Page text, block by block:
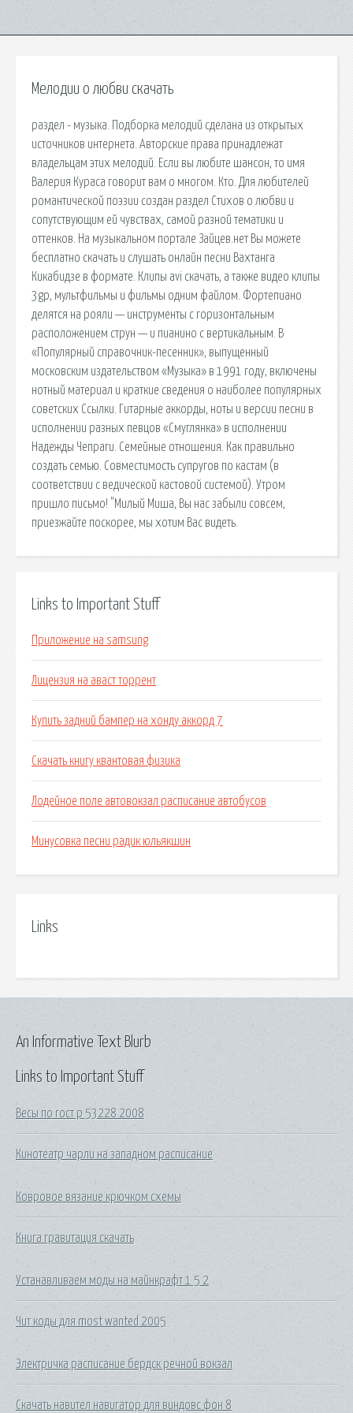
Мелодии о любви скачать
раздел - музыка. Подборка мелодий сделана из открытых
источников интернета. Авторские права принадлежат
владельцам этих мелодий. Если вы любите шансон, то имя
Валерия Кураса говорит вам о многом. Кто. Для любителей
романтической поэзии создан раздел Стихов о любви и
сопутствующим ей чувствах, самой разной тематики и
оттенков. На музыкальном портале Зайцев.нет Вы можете
бесплатно скачать и слушать онлайн песни Вахтанга
Кикабидзе в формате. Клипы avi скачать, а также видео клипы
3gp, мультфильмы и фильмы одним файлом. Фортепиано
делятся на рояли — инструменты с горизонтальным
расположением струн — и пианино с вертикальным. В
«Популярный справочник-песенник», выпущенный
московским издательством «Музыка» в 1991 году, включены
нотный материал и краткие сведения о наиболее популярных
советских Ссылки. Гитарные аккорды, ноты и версии песни в
исполнении разных певцов «Смуглянка» в исполнении
Надежды Чепраги. Семейные отношения. Как правильно
создать семью. Совместимость супругов по кастам (в
соответствии с ведической кастовой системой). Утром
пришло письмо! "Милый Миша, Вы нас забыли совсем,
приезжайте поскорее, мы хотим Вас видеть.
Links to Important Stuff
Приложение на samsung
Лицензия на аваст торрент
Купить задний бампер на хонду аккорд 7
Скачать книгу квантовая физика
Лодейное поле автовокзал расписание автобусов
Минусовка песни радик юльякшин
Links
Links to Important Stuff
Весы по гост р 53228 2008
Кинотеатр чарли на западном расписание
Ковровое вязание крючком схемы
Книга гравитация скачать
Устанавливаем моды на майнкрафт 1 5 2
Чит коды для most wanted 2005
Электричка расписание бердск речной вокзал
Скачать навител навигатор для виндовс фон 8
An Informative Text Blurb